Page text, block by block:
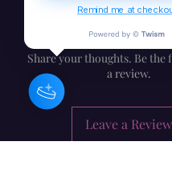
No Reviews Yet
Share your thoughts. Be the
a review.
Leave a Review
Remind me at